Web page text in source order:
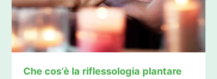
Che cos’è la riflessologia plantare